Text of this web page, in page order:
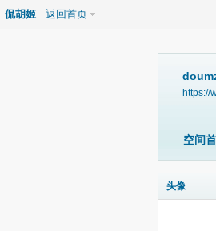
侃胡姬 返回首页
https://
空间
头像